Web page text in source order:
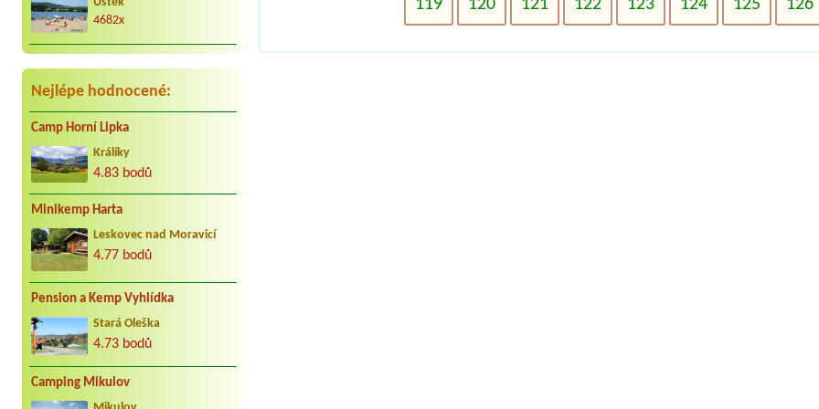
kar. cca 25 let do Jindřiše vždy
radostně. Děkujeme Vaculovi, Brno.
4682x
Nejlépe hodnocené:
Camp Horní Lipka
Králíky
4.83 bodů
Minikemp Harta
Leskovec nad Moravicí
4.77 bodů
Pension a Kemp Vyhlídka
Stará Oleška
4.73 bodů
Camping Mikulov
119 120 121 122 123 124 125 126